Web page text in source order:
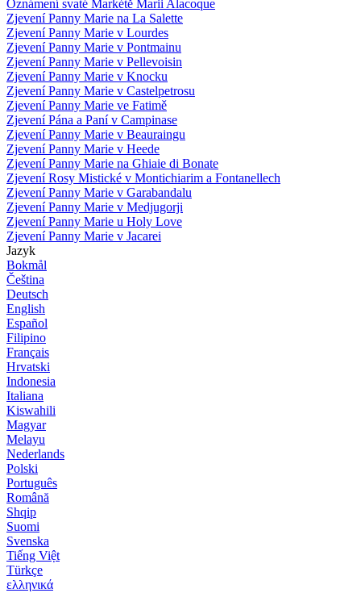
Oznámení svaté Markétě Marii Alacoque
Zjevení Panny Marie na La Salette
Zjevení Panny Marie v Lourdes
Zjevení Panny Marie v Pontmainu
Zjevení Panny Marie v Pellevoisin
Zjevení Panny Marie v Knocku
Zjevení Panny Marie v Castelpetrosu
Zjevení Panny Marie ve Fatimě
Zjevení Pána a Paní v Campinase
Zjevení Panny Marie v Beauraingu
Zjevení Panny Marie v Heede
Zjevení Panny Marie na Ghiaie di Bonate
Zjevení Rosy Mistické v Montichiarim a Fontanellech
Zjevení Panny Marie v Garabandalu
Zjevení Panny Marie v Medjugorji
Zjevení Panny Marie u Holy Love
Zjevení Panny Marie v Jacarei
Jazyk
Bokmål
Čeština
Deutsch
English
Español
Filipino
Français
Hrvatski
Indonesia
Italiana
Kiswahili
Magyar
Melayu
Nederlands
Polski
Português
Română
Shqip
Suomi
Svenska
Tiếng Việt
Türkçe
ελληνικά